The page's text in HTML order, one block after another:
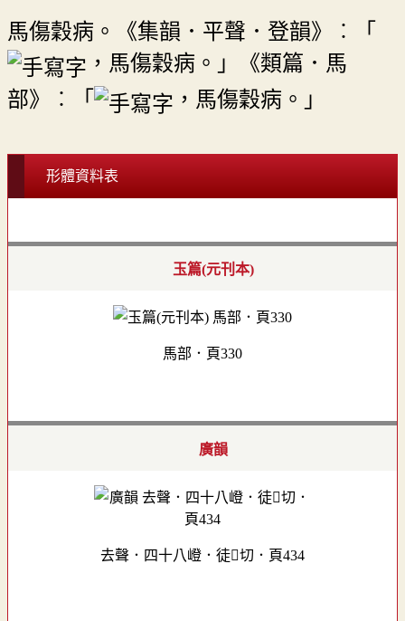
馬傷穀病。《集韻．平聲．登韻》︰「
，馬傷穀病。」《類篇．馬
部》︰「
，馬傷穀病。」
形體資料表
玉篇(元刊本)
馬部．頁330
廣韻
去聲．四十八嶝．徒切．頁434